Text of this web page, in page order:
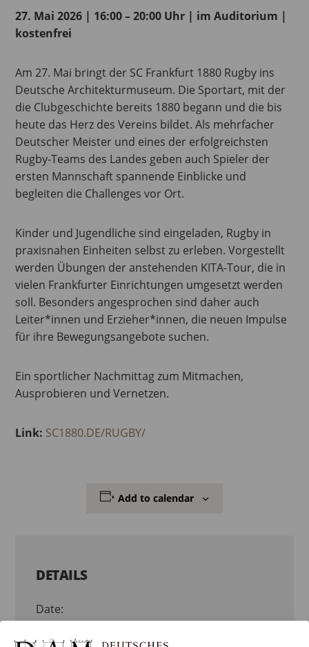
27. Mai 2026 | 16:00 – 20:00 Uhr | im Auditorium |
kostenfrei
Am 27. Mai bringt der SC Frankfurt 1880 Rugby ins
Deutsche Architekturmuseum. Die Sportart, mit der
die Clubgeschichte bereits 1880 begann und die bis
heute das Herz des Vereins bildet. Als mehrfacher
Deutscher Meister und eines der erfolgreichsten
Rugby-Teams des Landes geben auch Spieler der
ersten Mannschaft spannende Einblicke und
begleiten die Challenges vor Ort.
Kinder und Jugendliche sind eingeladen, Rugby in
praxisnahen Einheiten selbst zu erleben. Vorgestellt
werden Übungen der anstehenden KITA-Tour, die in
vielen Frankfurter Einrichtungen umgesetzt werden
soll. Besonders angesprochen sind daher auch
Leiter*innen und Erzieher*innen, die neuen Impulse
für ihre Bewegungsangebote suchen.
Ein sportlicher Nachmittag zum Mitmachen,
Ausprobieren und Vernetzen.
Link: SC1880.DE/RUGBY/
Add to calendar
DETAILS
Date:
27. May